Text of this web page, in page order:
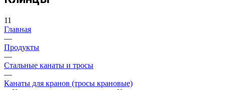
11
Главная
—
Продукты
—
Стальные канаты и тросы
—
Канаты для кранов (тросы крановые)